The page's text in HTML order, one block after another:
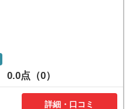
0.0点（0）
詳細・口コミ